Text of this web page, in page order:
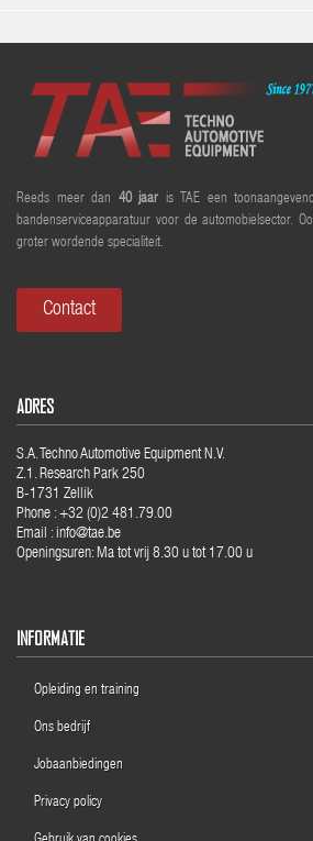
Reeds meer dan 40 jaar is TAE een
bandenserviceapparatuur voor de automobielsector.
groter wordende specialiteit.
Contact
ADRES
S.A. Techno Automotive Equipment N.V.
Z.1. Research Park 250
B-1731 Zellik
Phone : +32 (0)2 481.79.00
Email : info@tae.be
Openingsuren: Ma tot vrij 8.30 u tot 17.00 u
INFORMATIE
Opleiding en training
Ons bedrijf
Jobaanbiedingen
Privacy policy